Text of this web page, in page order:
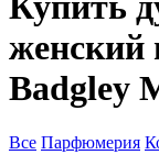
Badgley
Все Парфюмерия